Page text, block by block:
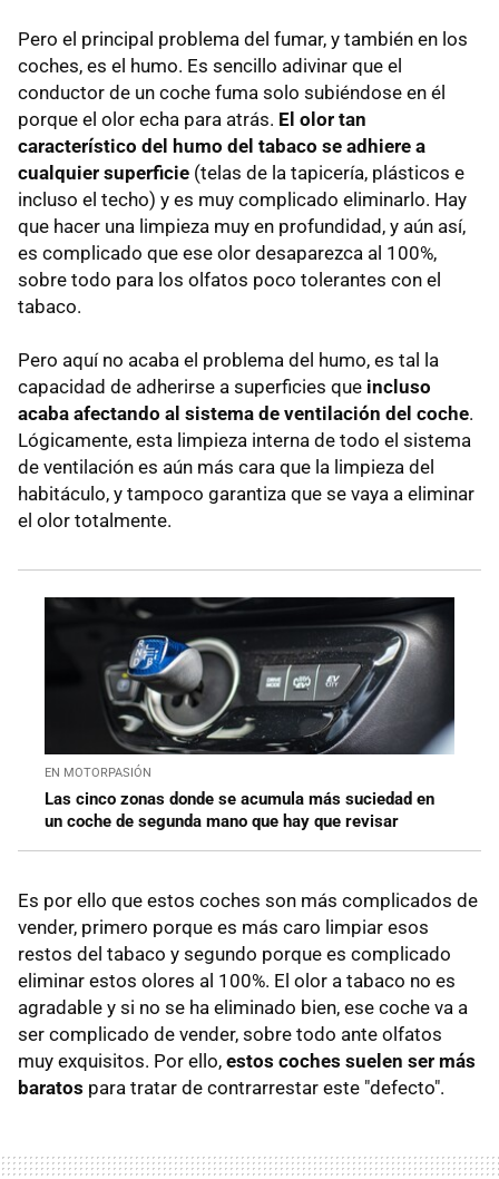
Pero el principal problema del fumar, y también en los
coches, es el humo. Es sencillo adivinar que el
conductor de un coche fuma solo subiéndose en él
porque el olor echa para atrás. El olor tan
característico del humo del tabaco se adhiere a
cualquier superficie (telas de la tapicería, plásticos e
incluso el techo) y es muy complicado eliminarlo. Hay
que hacer una limpieza muy en profundidad, y aún así,
es complicado que ese olor desaparezca al 100%,
sobre todo para los olfatos poco tolerantes con el
tabaco.
Pero aquí no acaba el problema del humo, es tal la
capacidad de adherirse a superficies que incluso
acaba afectando al sistema de ventilación del coche.
Lógicamente, esta limpieza interna de todo el sistema
de ventilación es aún más cara que la limpieza del
habitáculo, y tampoco garantiza que se vaya a eliminar
el olor totalmente.
EN MOTORPASIÓN
Las cinco zonas donde se acumula más suciedad en
un coche de segunda mano que hay que revisar
Es por ello que estos coches son más complicados de
vender, primero porque es más caro limpiar esos
restos del tabaco y segundo porque es complicado
eliminar estos olores al 100%. El olor a tabaco no es
agradable y si no se ha eliminado bien, ese coche va a
ser complicado de vender, sobre todo ante olfatos
muy exquisitos. Por ello, estos coches suelen ser más
baratos para tratar de contrarrestar este "defecto".